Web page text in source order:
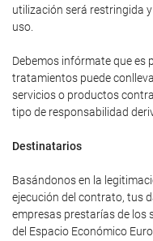
utilización será restringida
uso.
Debemos infórmate que es
tratamientos puede
servicios o productos
tipo de responsabilidad
Destinatarios
Basándonos en la
ejecución del contrato, tus
empresas prestarías de los
del Espacio Económico